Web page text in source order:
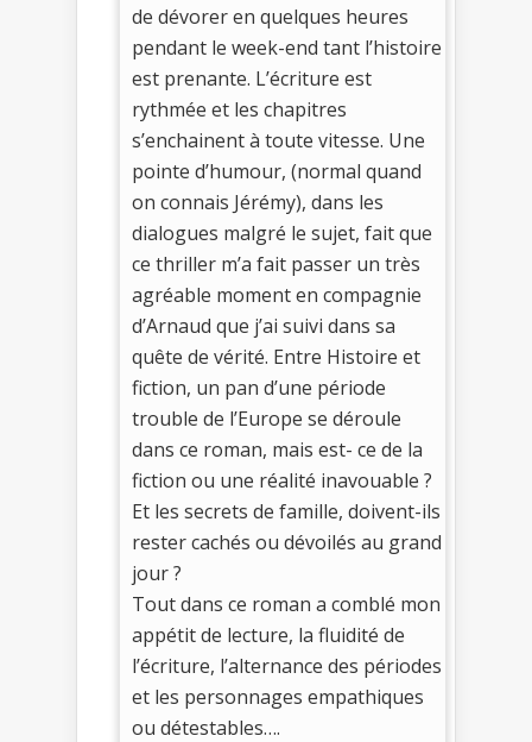
de dévorer en quelques heures
pendant le week-end tant l’histoire
est prenante. L’écriture est
rythmée et les chapitres
s’enchainent à toute vitesse. Une
pointe d’humour, (normal quand
on connais Jérémy), dans les
dialogues malgré le sujet, fait que
ce thriller m’a fait passer un très
agréable moment en compagnie
d’Arnaud que j’ai suivi dans sa
quête de vérité. Entre Histoire et
fiction, un pan d’une période
trouble de l’Europe se déroule
dans ce roman, mais est- ce de la
fiction ou une réalité inavouable ?
Et les secrets de famille, doivent-ils
rester cachés ou dévoilés au grand
jour ?
Tout dans ce roman a comblé mon
appétit de lecture, la fluidité de
l’écriture, l’alternance des périodes
et les personnages empathiques
ou détestables….